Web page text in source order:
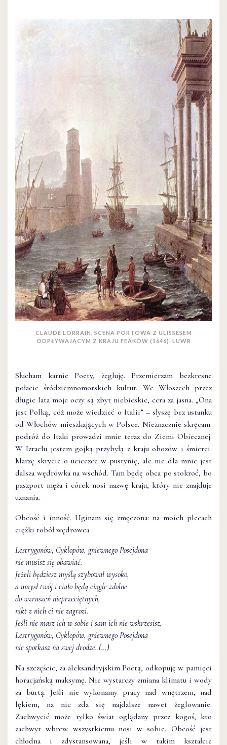
CLAUDE LORRAIN, SCENA PORTOWA Z ULISSESEM
ODPŁYWAJĄCYM Z KRAJU FEAKÓW (1646), LUWR
Słucham karnie Poety, żegluję. Przemierzam bezkresne
połacie śródziemnomorskich kultur. We Włoszech przez
długie lata moje oczy są zbyt niebieskie, cera za jasna. „Ona
jest Polką, cóż może wiedzieć o Italii” – słyszę bez ustanku
od Włochów mieszkających w Polsce. Nieznacznie skręcam:
podróż do Itaki prowadzi mnie teraz do Ziemi Obiecanej.
W Izraelu jestem gojką przybyłą z kraju obozów i śmierci.
Marzę skrycie o ucieczce w pustynię, ale nie dla mnie jest
dalsza wędrówka na wschód. Tam będę obca po stokroć, bo
paszport męża i córek nosi nazwę kraju, który nie znajduje
uznania.
Obcość i inność. Uginam się zmęczona: na moich plecach
ciężki tobół wędrowca.
Lestrygonów, Cyklopów, gniewnego Posejdona
nie musisz się obawiać.
Jeżeli będziesz myślą szybował wysoko,
a umysł twój i ciało będą ciągle zdolne
do wzruszeń nieprzeciętnych,
nikt z nich ci nie zagrozi.
Jeśli nie masz ich w sobie i sam ich nie wskrzesisz,
Lestrygonów, Cyklopów, gniewnego Posejdona
nie spotkasz na swej drodze. (…)
Na szczęście, za aleksandryjskim Poetą, odkopuję w pamięci
horacjańską maksymę. Nie wystarczy zmiana klimatu i wody
za burtą. Jeśli nie wykonamy pracy nad wnętrzem, nad
lękiem, na nic zda się najdalsze nawet żeglowanie.
Zachwycić może tylko świat oglądany przez kogoś, kto
zachwyt wbrew wszystkiemu nosi w sobie. Obcość jest
chłodna i zdystansowana, jeśli w takim kształcie